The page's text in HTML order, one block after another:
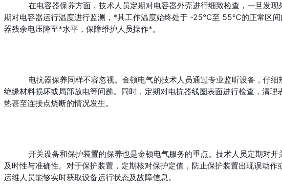
在电容器保养方面，技术人员定期对电容器外壳进行细致检查，一旦发
期对电容器运行温度进行监测，*其工作温度始终处于 -25℃至 55℃的正常区间
器残余电压降至*水平，保障维护人员操作*。
电抗器保养同样不容忽视。金顿电气的技术人员通过专业监听设备，仔
绝缘材料损坏或局部放电等问题。同时，定期对电抗器线圈表面进行检查，清
热甚至连接点烧断的情况发生。
开关设备和保护装置的保养也是金顿电气服务的重点。技术人员定期对
及时性与准确性。对于保护装置，定期核对保护定值，防止保护装置出现误动
运维人员能够实时获取设备运行状态及故障信息。